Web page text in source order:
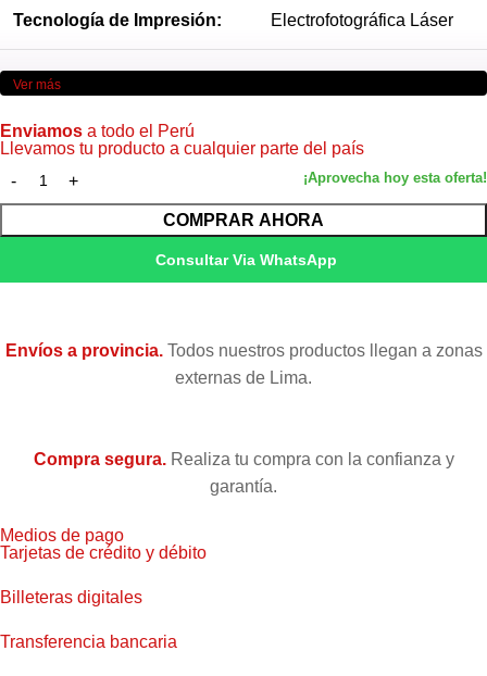
Tecnología de Impresión: Electrofotográfica Láser
Ver más
Enviamos a todo el Perú
Llevamos tu producto a cualquier parte del país
COMPRAR AHORA
Consultar Via WhatsApp
Envíos a provincia.Todos nuestros productos llegan a zonas
externas de Lima.
Compra segura.Realiza tu compra con la confianza y
garantía.
Medios de pago
Tarjetas de crédito y débito
Billeteras digitales
Transferencia bancaria